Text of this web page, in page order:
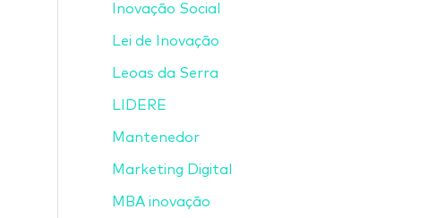
Inovação Social
Lei de Inovação
Leoas da Serra
LIDERE
Mantenedor
Marketing Digital
MBA inovação